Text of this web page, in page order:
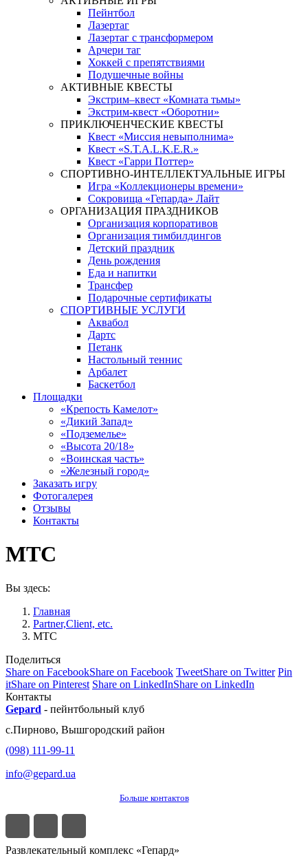
Пейнтбол
Лазертаг
Лазертаг с трансформером
Арчери таг
Хоккей с препятствиями
Подушечные войны
АКТИВНЫЕ КВЕСТЫ
Экстрим–квест «Комната тьмы»
Экстрим-квест «Оборотни»
ПРИКЛЮЧЕНЧЕСКИЕ КВЕСТЫ
Квест «Миссия невыполнима»
Квест «S.T.A.L.K.E.R.»
Квест «Гарри Поттер»
СПОРТИВНО-ИНТЕЛЛЕКТУАЛЬНЫЕ ИГРЫ
Игра «Коллекционеры времени»
Сокровища «Гепарда» Лайт
ОРГАНИЗАЦИЯ ПРАЗДНИКОВ
Организация корпоративов
Организация тимбилдингов
Детский праздник
День рождения
Еда и напитки
Трансфер
Подарочные сертификаты
СПОРТИВНЫЕ УСЛУГИ
Аквабол
Дартс
Петанк
Настольный теннис
Арбалет
Баскетбол
Площадки
«Крепость Камелот»
«Дикий Запад»
«Подземелье»
«Высота 20/18»
«Воинская часть»
«Железный город»
Заказать игру
Фотогалерея
Отзывы
Контакты
МТС
Вы здесь:
Главная
Partner,Client, etc.
МТС
Поделиться
Share on FacebookShare on Facebook TweetShare on Twitter Pin
itShare on Pinterest Share on LinkedInShare on LinkedIn
Контакты
Gepard - пейнтбольный клуб
с.Пирново, Вышгородский район
(098) 111-99-11
info@gepard.ua
Больше контактов
Развлекательный комплекс «Гепард»